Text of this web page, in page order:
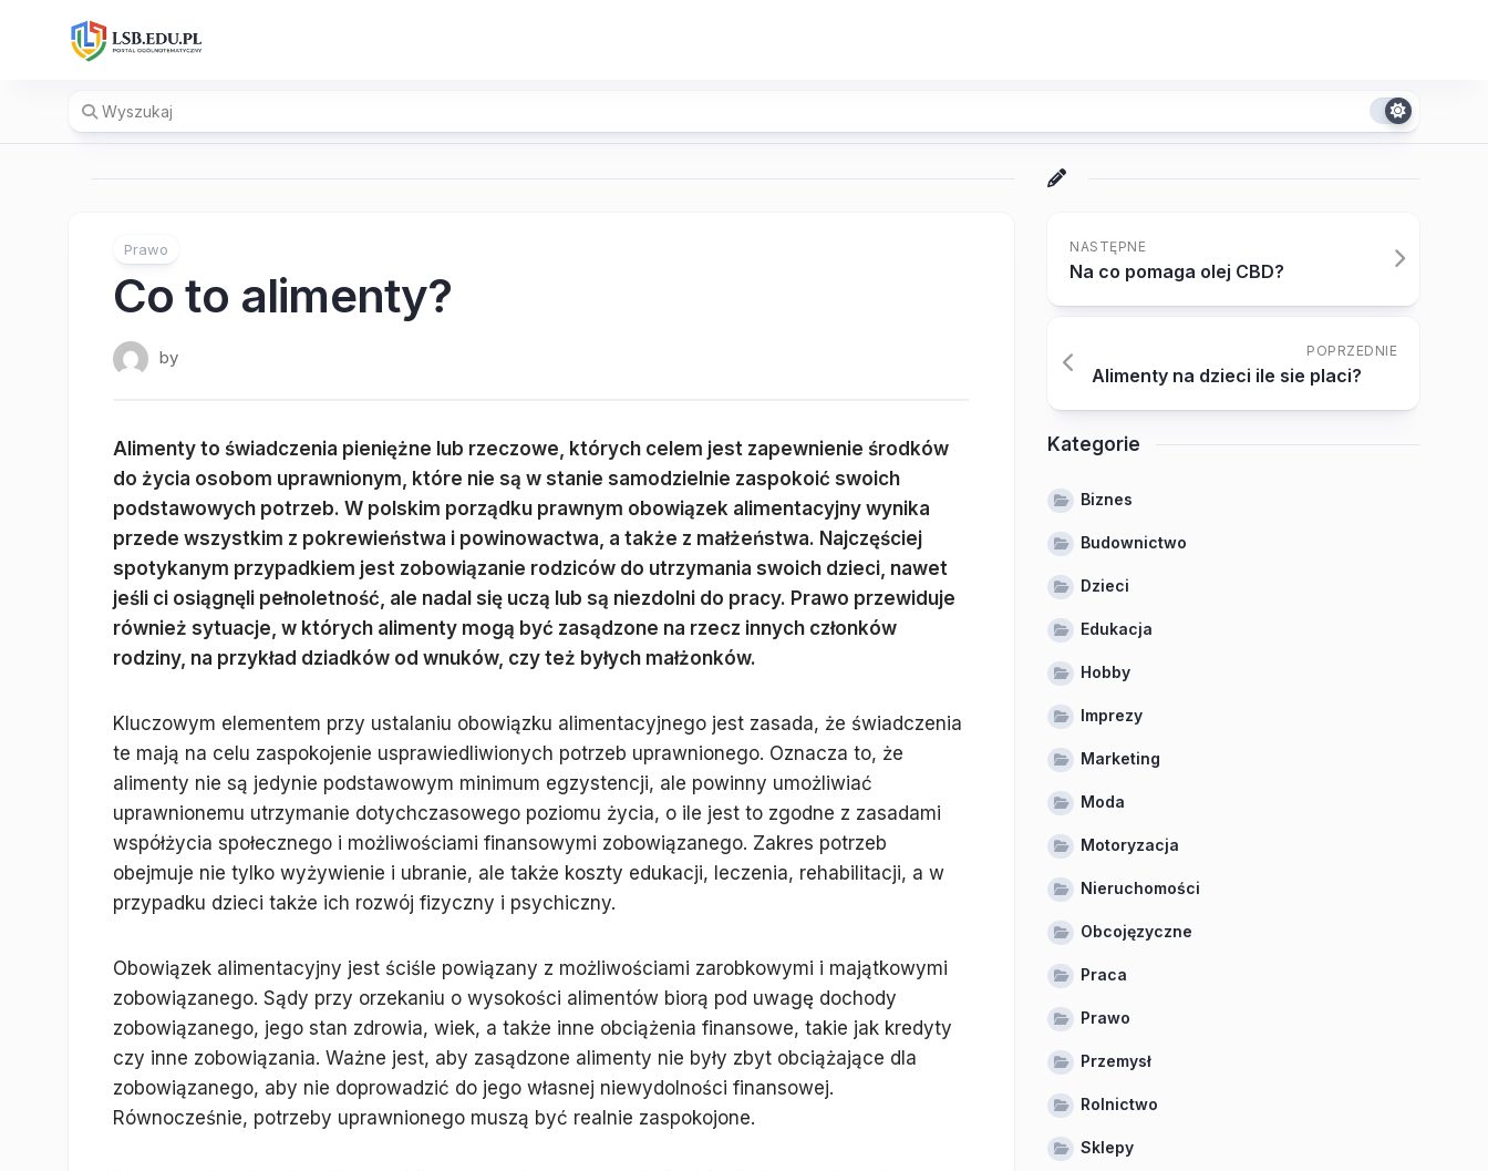
Prawo
Co to alimenty?
by
Alimenty to świadczenia pieniężne lub rzeczowe, których celem jest zapewnienie środków
do życia osobom uprawnionym, które nie są w stanie samodzielnie zaspokoić swoich
podstawowych potrzeb. W polskim porządku prawnym obowiązek alimentacyjny wynika
przede wszystkim z pokrewieństwa i powinowactwa, a także z małżeństwa. Najczęściej
spotykanym przypadkiem jest zobowiązanie rodziców do utrzymania swoich dzieci, nawet
jeśli ci osiągnęli pełnoletność, ale nadal się uczą lub są niezdolni do pracy. Prawo przewiduje
również sytuacje, w których alimenty mogą być zasądzone na rzecz innych członków
rodziny, na przykład dziadków od wnuków, czy też byłych małżonków.
Kluczowym elementem przy ustalaniu obowiązku alimentacyjnego jest zasada, że świadczenia
te mają na celu zaspokojenie usprawiedliwionych potrzeb uprawnionego. Oznacza to, że
alimenty nie są jedynie podstawowym minimum egzystencji, ale powinny umożliwiać
uprawnionemu utrzymanie dotychczasowego poziomu życia, o ile jest to zgodne z zasadami
współżycia społecznego i możliwościami finansowymi zobowiązanego. Zakres potrzeb
obejmuje nie tylko wyżywienie i ubranie, ale także koszty edukacji, leczenia, rehabilitacji, a w
przypadku dzieci także ich rozwój fizyczny i psychiczny.
Obowiązek alimentacyjny jest ściśle powiązany z możliwościami zarobkowymi i majątkowymi
zobowiązanego. Sądy przy orzekaniu o wysokości alimentów biorą pod uwagę dochody
zobowiązanego, jego stan zdrowia, wiek, a także inne obciążenia finansowe, takie jak kredyty
czy inne zobowiązania. Ważne jest, aby zasądzone alimenty nie były zbyt obciążające dla
zobowiązanego, aby nie doprowadzić do jego własnej niewydolności finansowej.
Równocześnie, potrzeby uprawnionego muszą być realnie zaspokojone.
NASTĘPNE
Na co pomaga olej CBD?
POPRZEDNIE
Alimenty na dzieci ile sie placi?
Kategorie
Biznes
Budownictwo
Dzieci
Edukacja
Hobby
Imprezy
Marketing
Moda
Motoryzacja
Nieruchomości
Obcojęzyczne
Praca
Prawo
Przemysł
Rolnictwo
Sklepy